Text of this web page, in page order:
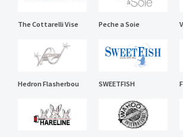
The Cottarelli Vise Peche a Soie
Hedron Flasherbou SWEETFISH